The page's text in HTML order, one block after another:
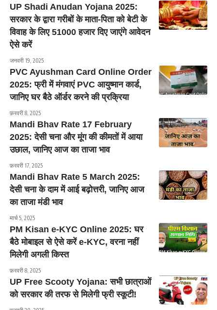
UP Shadi Anudan Yojana 2025:
सरकार के द्वारा गरीबों के माता-पिता को बेटी के
विवाह के लिए 51000 हजार दिए जाएंगे आवेदन
ऐसे करें
जनवरी 19, 2025
PVC Ayushman Card Online Order
2025: फ्री में मंगवाएं PVC आयुष्मान कार्ड,
जानिए घर बैठे ऑर्डर करने की प्रक्रिया
फ़रवरी 8, 2025
Mandi Bhav Rate 17 February
2025: देसी चना और मूंग की कीमतों में आया
उछाल, जानिए आज का ताजा भाव
फ़रवरी 17, 2025
Mandi Bhav Rate 5 March 2025:
देसी चना के दाम में आई बढ़ोत्तरी, जानिए आज
का ताजा मंडी भाव
मार्च 5, 2025
PM Kisan e-KYC Online 2025: घर
बैठे मोबाइल से ऐसे करें e-KYC, वरना नहीं
मिलेगी अगली किस्त
फ़रवरी 8, 2025
UP Free Scooty Yojana: सभी छात्राओं
को सरकार की तरफ से मिलेगी फ्री स्कूटी!